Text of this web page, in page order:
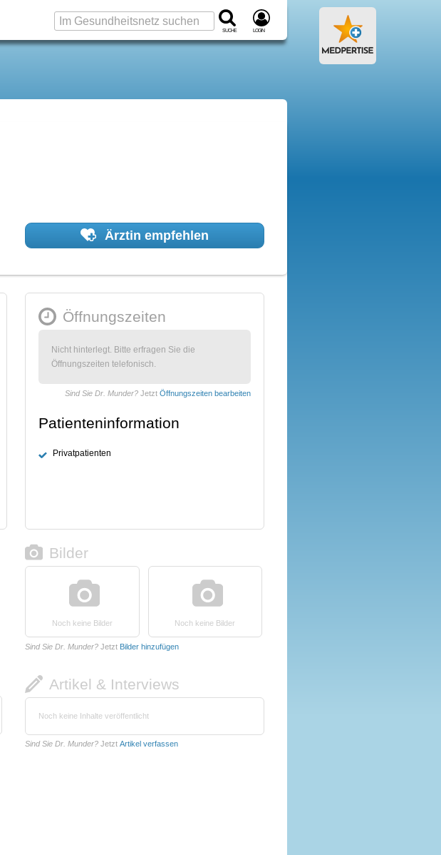
Suche Login
Ärztin empfehlen
Öffnungszeiten
Nicht hinterlegt. Bitte erfragen Sie die
Öffnungszeiten telefonisch.
Sind Sie Dr. Munder? Jetzt Öffnungszeiten bearbeiten
Patienteninformation
Privatpatienten
Bilder
Noch keine Bilder Noch keine Bilder
Sind Sie Dr. Munder? Jetzt Bilder hinzufügen
Artikel & Interviews
Noch keine Inhalte veröffentlicht
Sind Sie Dr. Munder? Jetzt Artikel verfassen